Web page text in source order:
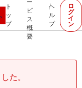
ト
ッ
プ
ー
ビ
ス
概
要
ヘ
ル
プ
ロ
グ
イ
ン
た。